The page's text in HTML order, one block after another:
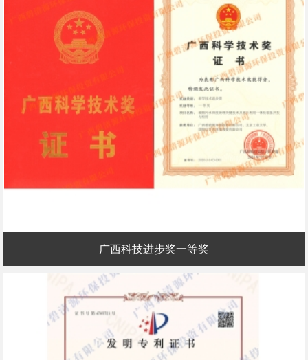
广西科技进步奖一等奖